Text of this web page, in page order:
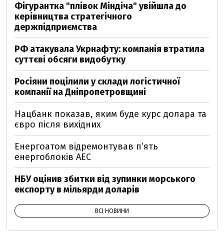
Фігурантка "плівок Міндіча" увійшла до
керівництва стратегічного
держпідприємства
РФ атакувала Укрнафту: компанія втратила
суттєві обсяги видобутку
Росіяни поцілили у склади логістичної
компанії на Дніпропетровщині
Нацбанк показав, яким буде курс долара та
євро після вихідних
Енергоатом відремонтував п’ять
енергоблоків АЕС
НБУ оцінив збитки від зупинки морського
експорту в мільярди доларів
ВСІ НОВИНИ